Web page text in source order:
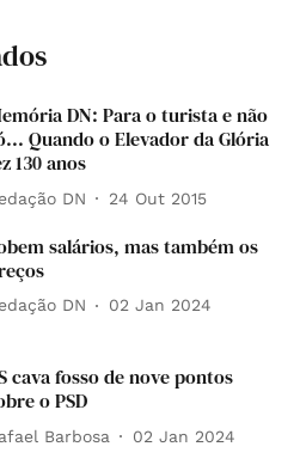
DN: Para o turista e não
Quando o Elevador da Glória
130 anos
DN 24 Out 2015
salários, mas também os
DN 02 Jan 2024
cava fosso de nove pontos
o PSD
Barbosa 02 Jan 2024